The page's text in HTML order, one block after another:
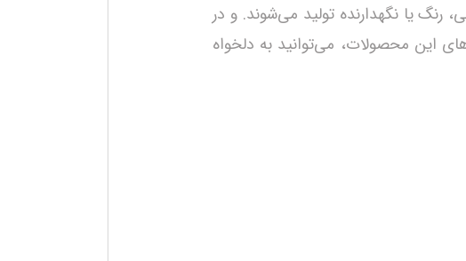
یا نگهدارنده تولید می‌شوند. و در
این محصولات، می‌توانید به دلخواه